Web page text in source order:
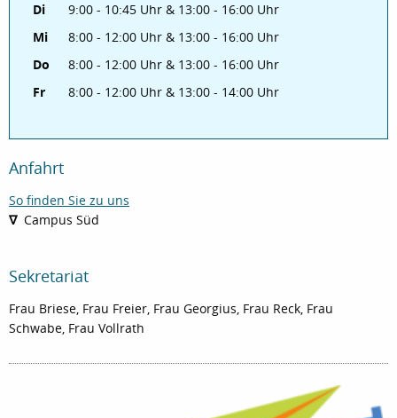
Di
9:00 - 10:45 Uhr & 13:00 - 16:00 Uhr
Mi
8:00 - 12:00 Uhr & 13:00 - 16:00 Uhr
Do
8:00 - 12:00 Uhr & 13:00 - 16:00 Uhr
Fr
8:00 - 12:00 Uhr & 13:00 - 14:00 Uhr
Anfahrt
So finden Sie zu uns
∇ Campus Süd
Sekretariat
Frau Briese, Frau Freier, Frau Georgius, Frau Reck, Frau
Schwabe, Frau Vollrath